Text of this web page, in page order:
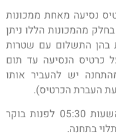
נסיעה מאחת ממכונות
מהמכונות הללו ניתן
בהן התשלום עם שטרות
כרטיס הנסיעה עד תום
יש להעביר אותו
העברת הכרטיס).
קווי הרכבת פועלים בכל יום בין השעות 05:30 לפנות בוקר